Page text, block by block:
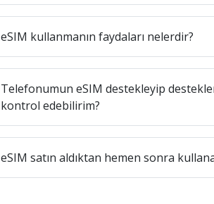
eSIM kullanmanın faydaları nelerdir?
Telefonumun eSIM destekleyip
kontrol edebilirim?
eSIM satın aldıktan hemen sonra